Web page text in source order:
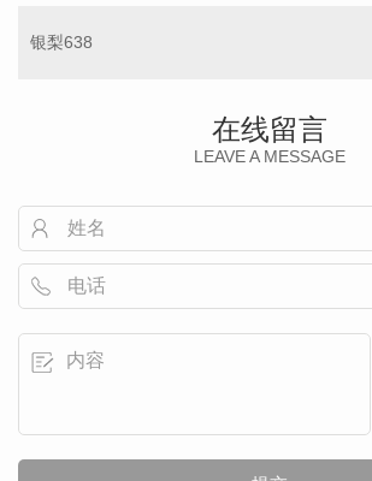
银梨638
在线留言
LEAVE A MESSAGE